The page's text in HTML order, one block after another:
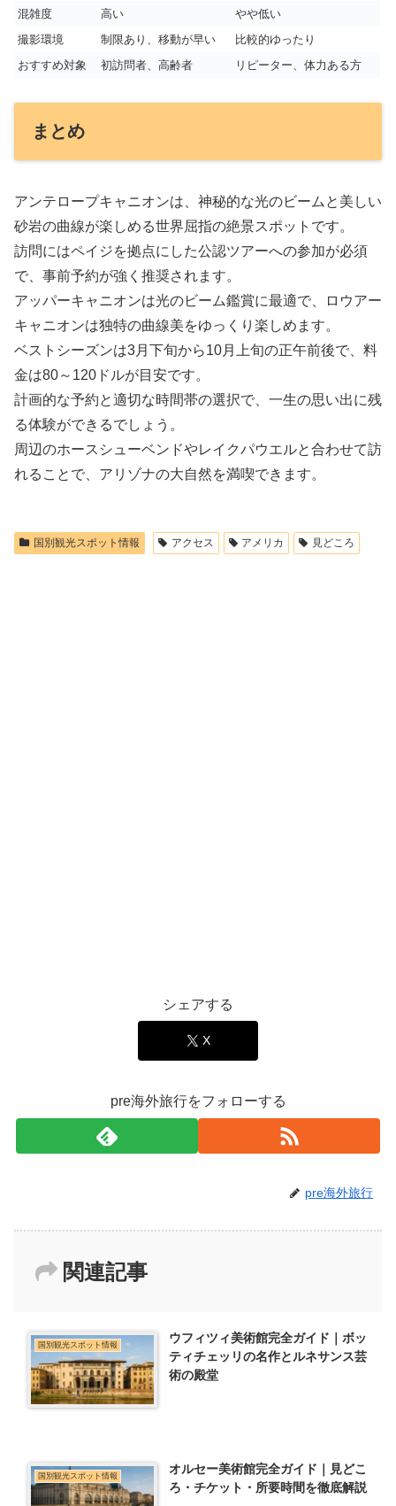
混雑度 高い
やや低い
撮影環境
制限あり、移動が早い
比較的ゆったり
おすすめ対象
初訪問者、高齢者 リピーター、体力ある方
まとめ
アンテロープキャニオンは、神秘的な光のビームと美しい
砂岩の曲線が楽しめる世界屈指の絶景スポットです。
訪問にはペイジを拠点にした公認ツアーへの参加が必須
で、事前予約が強く推奨されます。
アッパーキャニオンは光のビーム鑑賞に最適で、ロウアー
キャニオンは独特の曲線美をゆっくり楽しめます。
ベストシーズンは3月下旬から10月上旬の正午前後で、料
金は80～120ドルが目安です。
計画的な予約と適切な時間帯の選択で、一生の思い出に残
る体験ができるでしょう。
周辺のホースシューベンドやレイクパウエルと合わせて訪
れることで、アリゾナの大自然を満喫できます。
国別観光スポット情報 アクセス アメリカ 見どころ
シェアする
X
pre海外旅行をフォローする
pre海外旅行
関連記事
国別観光スポット情報
ウフィツィ美術館完全ガイド｜ボッ
ティチェッリの名作とルネサンス芸
術の殿堂
国別観光スポット情報
オルセー美術館完全ガイド｜見どこ
ろ・チケット・所要時間を徹底解説